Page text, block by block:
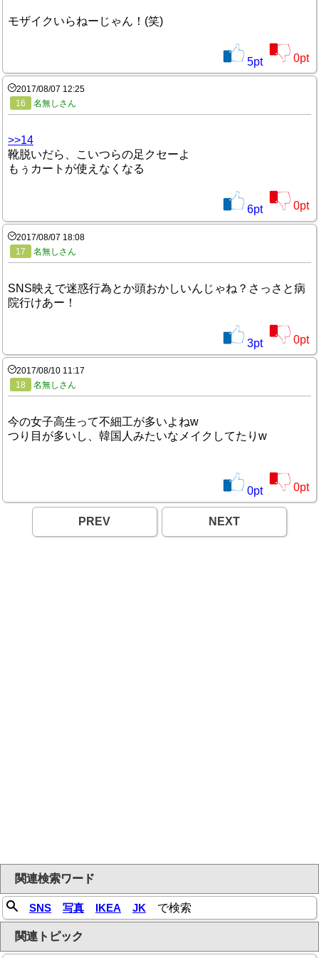
モザイクいらねーじゃん！(笑)
5pt 0pt
2017/08/07 12:25
16
名無しさん
>>14
靴脱いだら、こいつらの足クセーよ
もぅカートが使えなくなる
6pt 0pt
2017/08/07 18:08
17
名無しさん
SNS映えで迷惑行為とか頭おかしいんじゃね？さっさと病
院行けあー！
3pt 0pt
2017/08/10 11:17
18
名無しさん
今の女子高生って不細工が多いよねw
つり目が多いし、韓国人みたいなメイクしてたりw
0pt 0pt
PREV NEXT
関連検索ワード
SNS 写真 IKEA JK で検索
関連トピック